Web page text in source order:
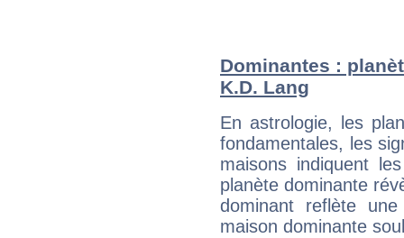
Dominantes :
K.D. Lang
En astrologie, les
fondamentales, les
maisons indiquent
planète dominante
dominant reflète
maison dominante